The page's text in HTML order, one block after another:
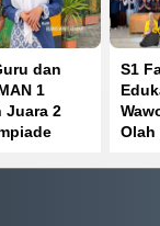
dan
1
Juara 2
S1
Olah